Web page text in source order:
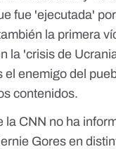
fue 'ejecutada'
la primera
la 'crisis de
el enemigo del
contenidos.
la CNN no ha
Gores en